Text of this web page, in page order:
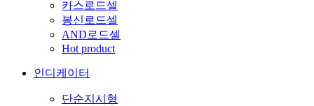
카스로드셀
봉신로드셀
AND로드셀
Hot product
인디케이터
단순지시형